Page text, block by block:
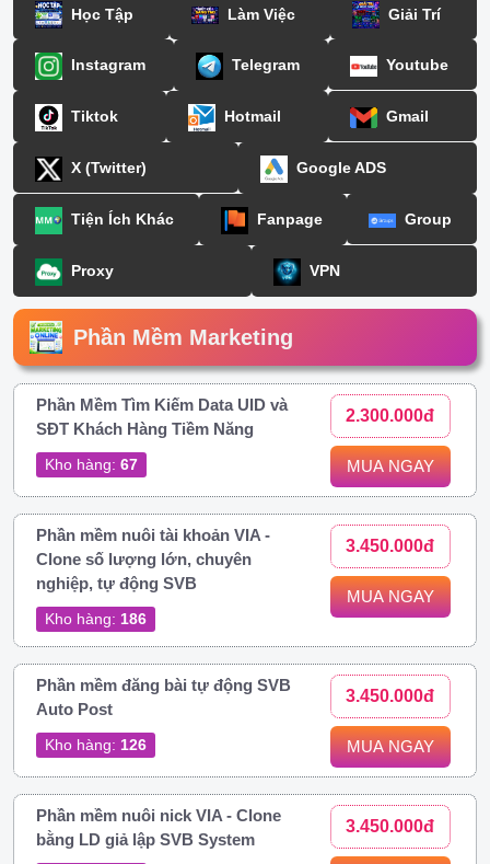
Học Tập Làm Việc Giải Trí
Instagram Telegram Youtube
Tiktok Hotmail Gmail
X (Twitter) Google ADS
Tiện Ích Khác Fanpage Group
Proxy VPN
Phần Mềm Marketing
Phần Mềm Tìm Kiếm Data UID và
SĐT Khách Hàng Tiềm Năng
Kho hàng: 67
2.300.000đ
MUA NGAY
Phần mềm nuôi tài khoản VIA -
Clone số lượng lớn, chuyên
nghiệp, tự động SVB
Kho hàng: 186
3.450.000đ
MUA NGAY
Phần mềm đăng bài tự động SVB
Auto Post
Kho hàng: 126
3.450.000đ
MUA NGAY
Phần mềm nuôi nick VIA - Clone
bằng LD giả lập SVB System
3.450.000đ